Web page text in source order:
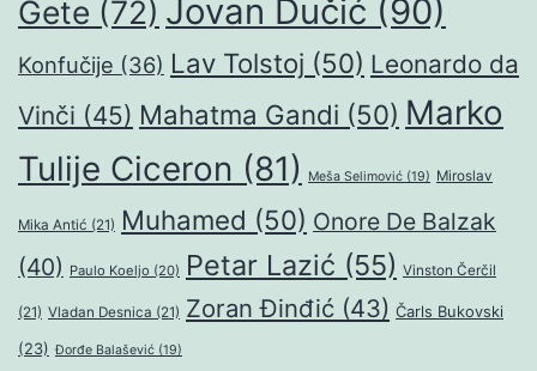
Gete (72) Jovan Dučić (90)
Konfučije (36) Lav Tolstoj (50) Leonardo da
Vinči (45) Mahatma Gandi (50) Marko
Tulije Ciceron (81) Meša Selimović (19) Miroslav
Mika Antić (21) Muhamed (50) Onore De Balzak
(40) Paulo Koeljo (20) Petar Lazić (55) Vinston Čerčil
(21) Vladan Desnica (21) Zoran Đinđić (43) Čarls Bukovski
(23) Đorđe Balašević (19)